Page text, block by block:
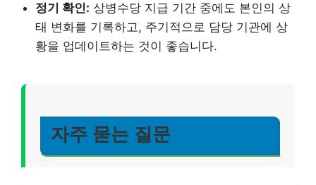
정기 확인: 상병수당 지급 기간 중에도 본인의 상
태 변화를 기록하고, 주기적으로 담당 기관에 상
황을 업데이트하는 것이 좋습니다.
자주 묻는 질문